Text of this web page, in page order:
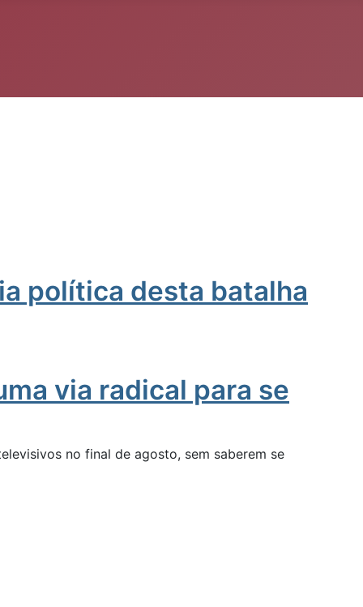
política desta batalha
via radical para se
no final de agosto, sem saberem se